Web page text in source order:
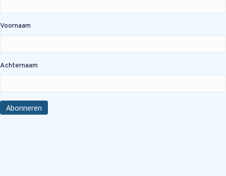
Voornaam
Achternaam
Abonneren